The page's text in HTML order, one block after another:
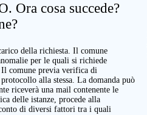
Ora cosa succede?
della richiesta. Il comune
per le quali si richiede
Il comune previa verifica di
alla stessa. La domanda può
riceverà una mail contenente le
delle istanze, procede alla
di diversi fattori tra i quali